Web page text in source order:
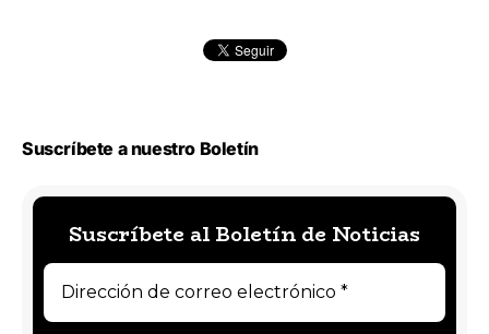
Suscríbete a nuestro Boletín
Suscríbete al Boletín de Noticias